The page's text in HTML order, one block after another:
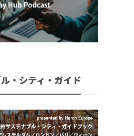
・シティ・ガイド